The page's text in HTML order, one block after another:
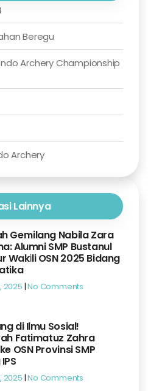
Beregu
Archery Championship
Archery
Lainnya
Gemilang Nabila Zara
Alumni SMP Bustanul
Wakili OSN 2025 Bidang
2025 No Comments
di Ilmu Sosial!
Fatimatuz Zahra
OSN Provinsi SMP
2025 No Comments